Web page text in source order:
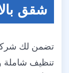
شقق
تضمن لك شركة
تنظيف شاملة